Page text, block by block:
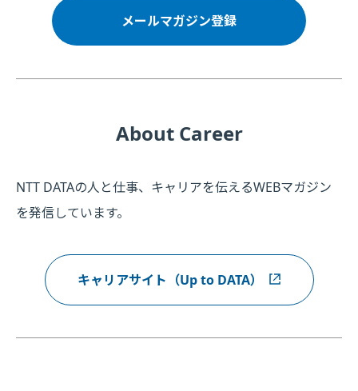
メールマガジン登録
About Career
NTT DATAの人と仕事、キャリアを伝えるWEBマガジン
を発信しています。
キャリアサイト（Up to DATA）